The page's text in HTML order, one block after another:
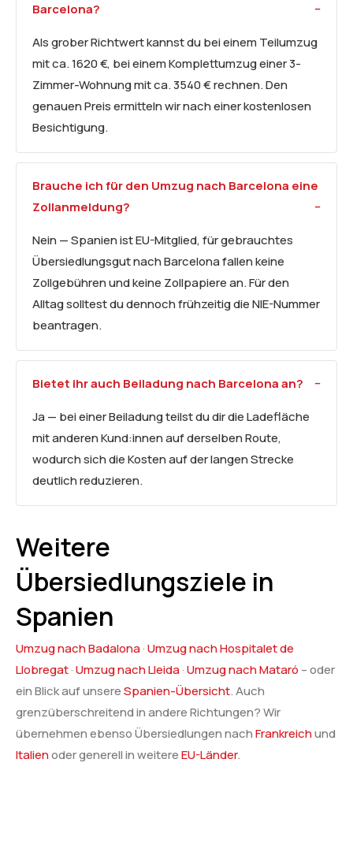
Barcelona?
Als grober Richtwert kannst du bei einem Teilumzug
mit ca. 1620 €, bei einem Komplettumzug einer 3-
Zimmer-Wohnung mit ca. 3540 € rechnen. Den
genauen Preis ermitteln wir nach einer kostenlosen
Besichtigung.
Brauche ich für den Umzug nach Barcelona eine
Zollanmeldung?
Nein — Spanien ist EU-Mitglied, für gebrauchtes
Übersiedlungsgut nach Barcelona fallen keine
Zollgebühren und keine Zollpapiere an. Für den
Alltag solltest du dennoch frühzeitig die NIE-Nummer
beantragen.
Bietet ihr auch Beiladung nach Barcelona an?
Ja — bei einer Beiladung teilst du dir die Ladefläche
mit anderen Kund:innen auf derselben Route,
wodurch sich die Kosten auf der langen Strecke
deutlich reduzieren.
Weitere
Übersiedlungsziele in
Spanien
Umzug nach Badalona·Umzug nach Hospitalet de
Llobregat·Umzug nach Lleida·Umzug nach Mataró – oder
ein Blick auf unsereSpanien-Übersicht. Auch
grenzüberschreitend in andere Richtungen? Wir
übernehmen ebenso Übersiedlungen nachFrankreichund
Italienoder generell in weitereEU-Länder.